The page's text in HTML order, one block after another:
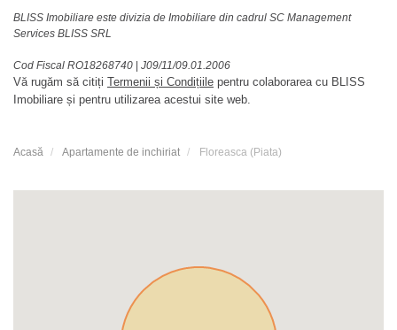
BLISS Imobiliare este divizia de Imobiliare din cadrul SC Management
Services BLISS SRL
Cod Fiscal RO18268740 | J09/11/09.01.2006
Vă rugăm să citiți Termenii și Condițiile pentru colaborarea cu BLISS
Imobiliare și pentru utilizarea acestui site web.
Acasă Apartamente de inchiriat Floreasca (Piata)